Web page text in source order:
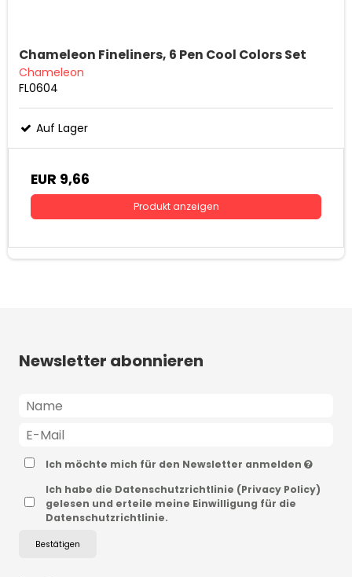
Chameleon Fineliners, 6 Pen Cool Colors Set
Chameleon
FL0604
Auf Lager
EUR 9,66
Produkt anzeigen
Newsletter abonnieren
Ich möchte mich für den Newsletter anmelden
Ich habe die Datenschutzrichtlinie (Privacy Policy)
gelesen und erteile meine Einwilligung für die
Datenschutzrichtlinie.
Bestätigen